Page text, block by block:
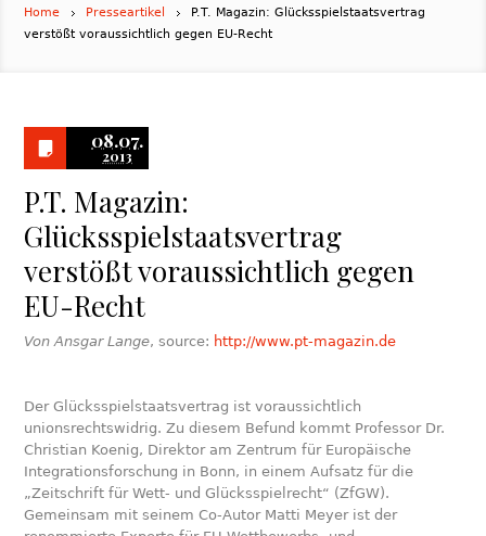
Home Presseartikel
P.T. Magazin: Glücksspielstaatsvertrag
verstößt voraussichtlich gegen EU-Recht
08.07.
2013
P.T. Magazin:
Glücksspielstaatsvertrag
verstößt voraussichtlich gegen
EU-Recht
Von Ansgar Lange, source: http://www.pt-magazin.de
Der Glücksspielstaatsvertrag ist voraussichtlich
unionsrechtswidrig. Zu diesem Befund kommt Professor Dr.
Christian Koenig, Direktor am Zentrum für Europäische
Integrationsforschung in Bonn, in einem Aufsatz für die
„Zeitschrift für Wett- und Glücksspielrecht“ (ZfGW).
Gemeinsam mit seinem Co-Autor Matti Meyer ist der